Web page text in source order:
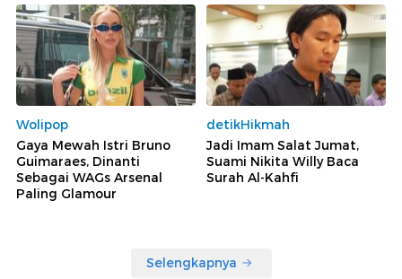
Wolipop
Gaya Mewah Istri Bruno
Guimaraes, Dinanti
Sebagai WAGs Arsenal
Paling Glamour
detikHikmah
Jadi Imam Salat Jumat,
Suami Nikita Willy Baca
Surah Al-Kahfi
Selengkapnya